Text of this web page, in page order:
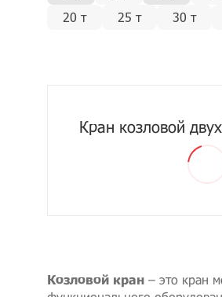
20 т
25 т 30 т
Кран козловой
Козловой кран – это кран